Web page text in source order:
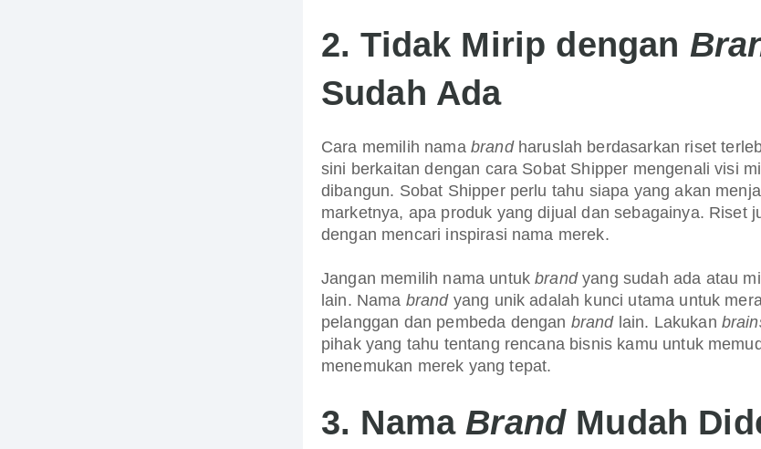
2.Tidak Mirip dengan
Sudah Ada
Cara memilih nama brandharuslah berdasarkan riset
sini berkaitan dengan cara Sobat Shipper mengenali visi
dibangun. Sobat Shipper perlu tahu siapa yang akan
marketnya, apa produk yang dijual dan sebagainya. Riset
dengan mencari inspirasi nama merek.
Jangan memilih nama untukbrandyang sudah ada atau
lain. Nama brandyang unik adalah kunci utama untuk
pelanggan dan pembeda dengan brandlain. Lakukan
pihak yang tahu tentang rencana bisnis kamu untuk
menemukan merek yang tepat.
3. Nama BrandMudah